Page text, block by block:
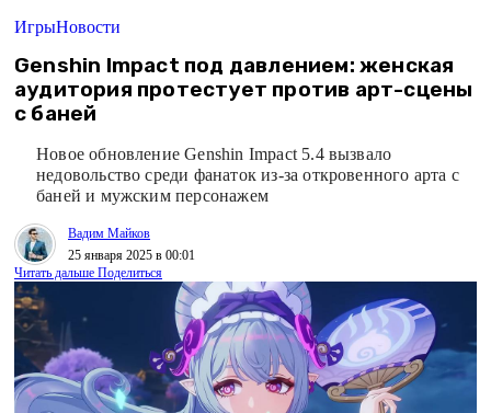
ИгрыНовости
Genshin Impact под давлением: женская
аудитория протестует против арт-сцены
с баней
Новое обновление Genshin Impact 5.4 вызвало
недовольство среди фанаток из-за откровенного арта с
баней и мужским персонажем
Вадим Майков
25 января 2025 в 00:01
Читать дальше Поделиться